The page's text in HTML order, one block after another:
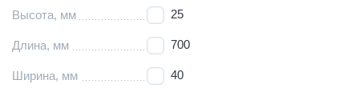
Высота, мм 25
Длина, мм 700
Ширина, мм 40